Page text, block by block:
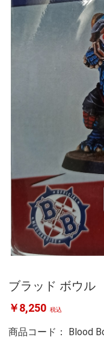
ブラッド ボウ
￥8,250 税込
商品コード： Blood